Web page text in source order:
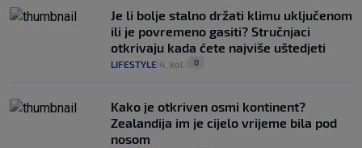
Je li bolje stalno držati klimu uključenom
ili je povremeno gasiti? Stručnjaci
otkrivaju kada ćete najviše uštedjeti
LIFESTYLE 4. kol. 0
Kako je otkriven osmi kontinent?
Zealandija im je cijelo vrijeme bila pod
nosom